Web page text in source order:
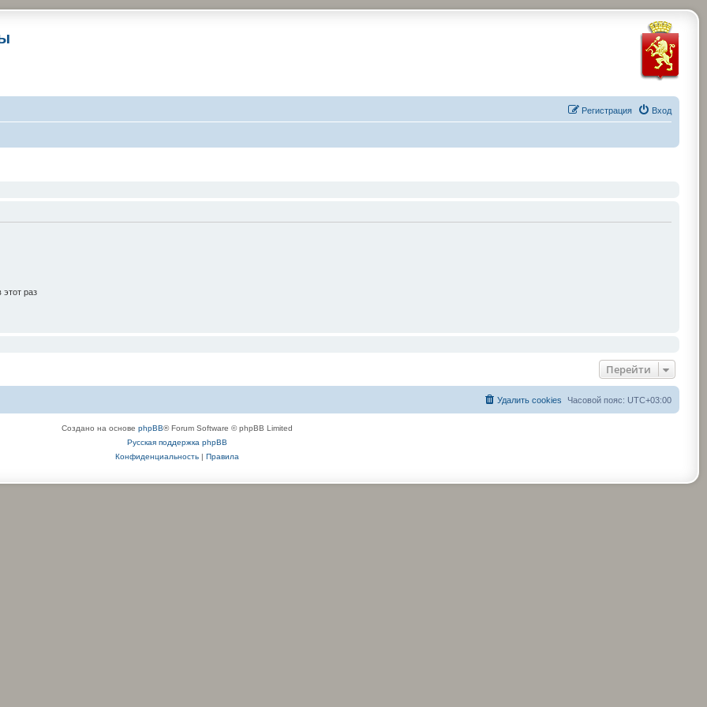
Вход
Регистрация
раз
Перейти
Часовой пояс: UTC+03:00
Удалить cookies
Создано на основе phpBB® Forum Software © phpBB Limited
Русская поддержка phpBB
Конфиденциальность| Правила